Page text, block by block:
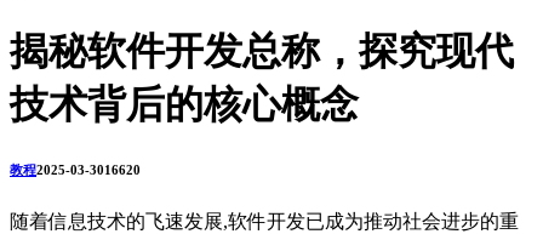
揭秘软件开发总称，探究现代
技术背后的核心概念
教程2025-03-3016620
随着信息技术的飞速发展,软件开发已成为推动社会进步的重